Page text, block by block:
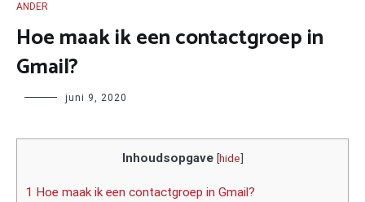
ANDER
Hoe maak ik een contactgroep in
Gmail?
Author juni 9, 2020
Inhoudsopgave [hide]
1 Hoe maak ik een contactgroep in Gmail?